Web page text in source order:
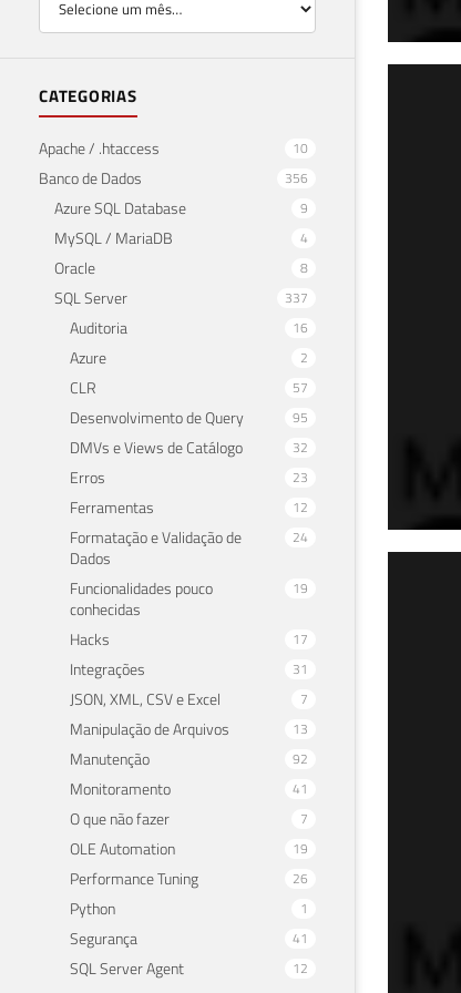
CATEGORIAS
Apache / .htaccess 10
Banco de Dados 356
Azure SQL Database 9
MySQL / MariaDB 4
Oracle 8
SQL Server 337
Auditoria 16
Azure 2
CLR 57
Desenvolvimento de Query 95
DMVs e Views de Catálogo 32
Erros 23
Ferramentas 12
Formatação e Validação de
Dados
24
Funcionalidades pouco
conhecidas
19
Hacks 17
Integrações 31
JSON, XML, CSV e Excel 7
Manipulação de Arquivos 13
Manutenção 92
Monitoramento 41
O que não fazer 7
OLE Automation 19
Performance Tuning 26
Python 1
Segurança 41
SQL Server Agent 12